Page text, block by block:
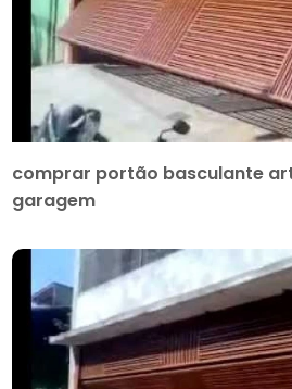
comprar portão basculante
garagem